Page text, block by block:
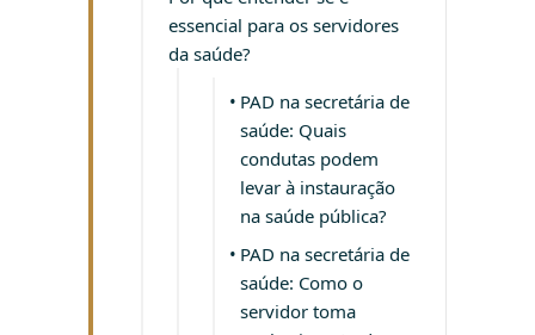
essencial para os servidores
da saúde?
PAD na secretária de
saúde: Quais
condutas podem
levar à instauração
na saúde pública?
PAD na secretária de
saúde: Como o
servidor toma